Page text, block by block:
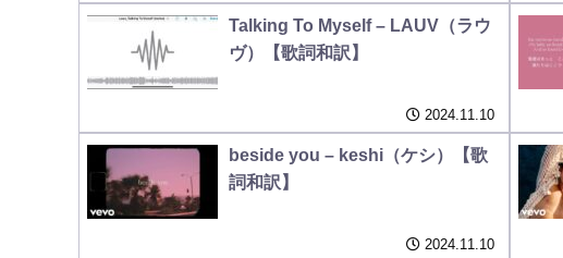
Talking To Myself – LAUV（ラウ
ヴ）【歌詞和訳】
2024.11.10
beside you – keshi（ケシ）【歌
詞和訳】
2024.11.10